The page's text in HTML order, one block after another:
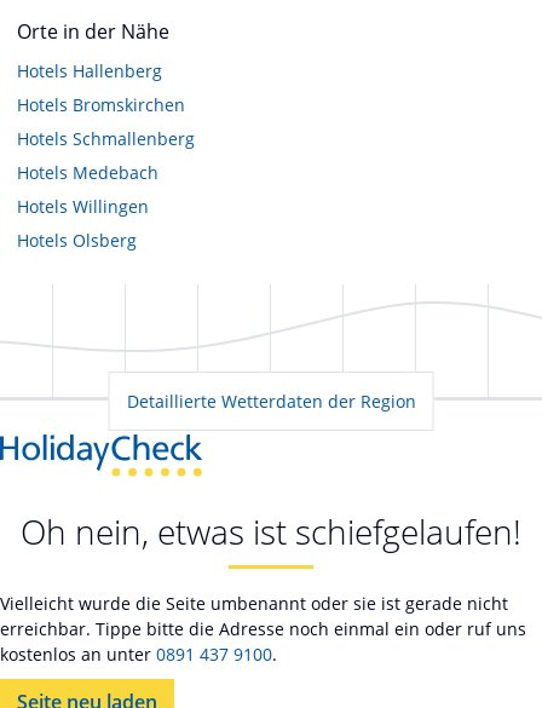
Orte in der Nähe
Hotels Hallenberg
Hotels Bromskirchen
Hotels Schmallenberg
Hotels Medebach
Hotels Willingen
Hotels Olsberg
Detaillierte Wetterdaten der Region
Oh nein, etwas ist schiefgelaufen!
Vielleicht wurde die Seite umbenannt oder sie ist gerade nicht
erreichbar. Tippe bitte die Adresse noch einmal ein oder ruf uns
kostenlos an unter 0891 437 9100.
Seite neu laden